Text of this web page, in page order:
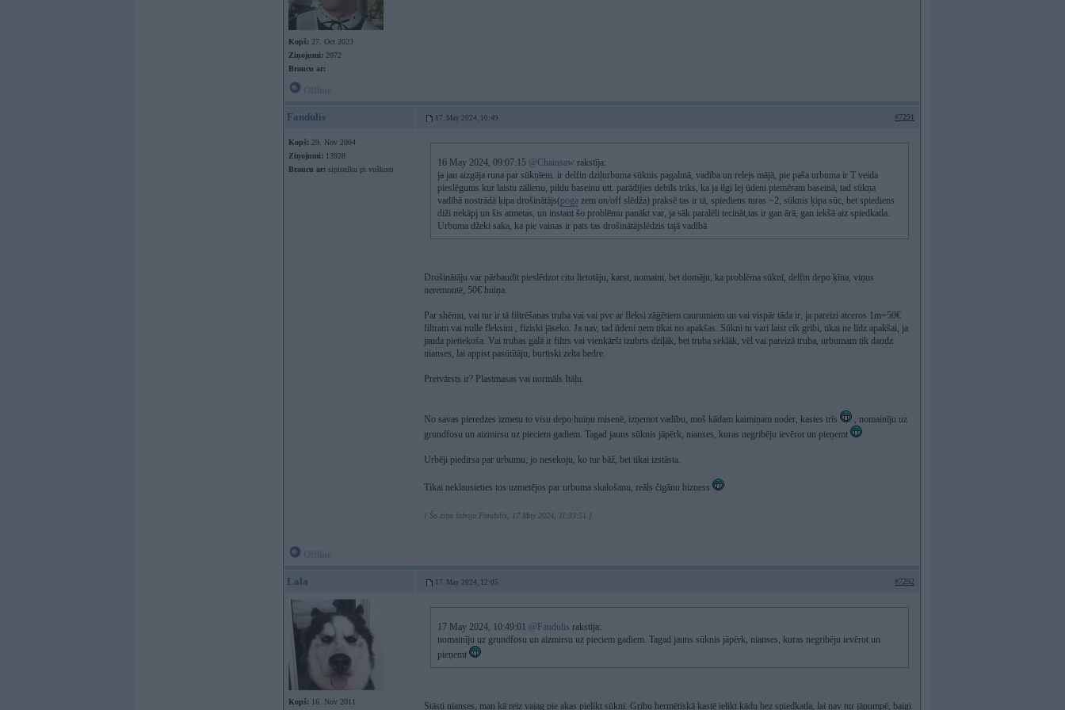
Kopš: 27. Oct 2023
Ziņojumi: 2072
Braucu ar:
Fandulis 17. May 2024, 10:49 #7291
Kopš: 29. Nov 2004
Ziņojumi: 13928
Braucu ar: sipisnīku pi vuškom
16 May 2024, 09:07:15 @Chainsaw rakstīja:
ja jau aizgāja runa par sūkņīem. ir delfin dziļurbuma sūknis pagalmā, vadība un relejs mājā, pie paša urbuma ir T veida
pieslēgums kur laistu zālienu, pildu baseinu utt. parādījies debīls triks, ka ja ilgi lej ūdeni piemēram baseinā, tad sūkņa
vadībā nostrādā ķipa drošinātājs(poga zem on/off slēdža) praksē tas ir tā, spiediens turas ~2, sūknis ķipa sūc, bet spiediens
diži nekāpj un šis atmetas, un instant šo problēmu panākt var, ja sāk paralēli tecināt,tas ir gan ārā, gan iekšā aiz spiedkatla.
Urbuma džeki saka, ka pie vainas ir pats tas drošinātājslēdzis tajā vadībā
Drošinātāju var pārbaudīt pieslēdzot citu lietotāju, karst, nomaini, bet domāju, ka problēma sūknī, delfin depo ķīna, viņus
neremontē, 50€ huiņa.
Par shēmu, vai tur ir tā filtrēšanas truba vai vai pvc ar fleksi zāģētiem caurumiem un vai vispār tāda ir, ja pareizi atceros 1m=50€
filtram vai nulle fleksim , fiziski jāseko. Ja nav, tad ūdeni ņem tikai no apakšas. Sūkni tu vari laist cik gribi, tikai ne līdz apakšai, ja
jauda pietiekoša. Vai trubas galā ir filtrs vai vienkārši izubrts dziļāk, bet truba seklāk, vēl vai pareizā truba, urbumam tik daudz
nianses, lai appist pasūtītāju, burtiski zelta bedre.
Pretvārsts ir? Plastmasas vai normāls Itāļu.
No savas pieredzes izmetu to visu depo huiņu misenē, izņemot vadību, moš kādam kaimiņam noder, kastes trīs
, nomainīju uz
grundfosu un aizmirsu uz pieciem gadiem. Tagad jauns sūknis jāpērk, nianses, kuras negribēju ievērot un pieņemt
Urbēji piedirsa par urbumu, jo nesekoju, ko tur bāž, bet tikai izstāsta.
Tikai neklausieties tos uzmetējos par urbuma skalošanu, reāls čigānu bizness
[ Šo ziņu laboja Fandulis, 17 May 2024, 11:33:51 ]
Lala 17. May 2024, 12:05 #7292
Kopš: 16. Nov 2011
17 May 2024, 10:49:01 @Fandulis rakstīja:
nomainīju uz grundfosu un aizmirsu uz pieciem gadiem. Tagad jauns sūknis jāpērk, nianses, kuras negribēju ievērot un
pieņemt
Stāsti nianses, man kā reiz vajag pie akas pielikt sūkni. Gribu hermētiskā kastē ielikt kādu bez spiedkatla, lai nav tur jāpumpē, baigi